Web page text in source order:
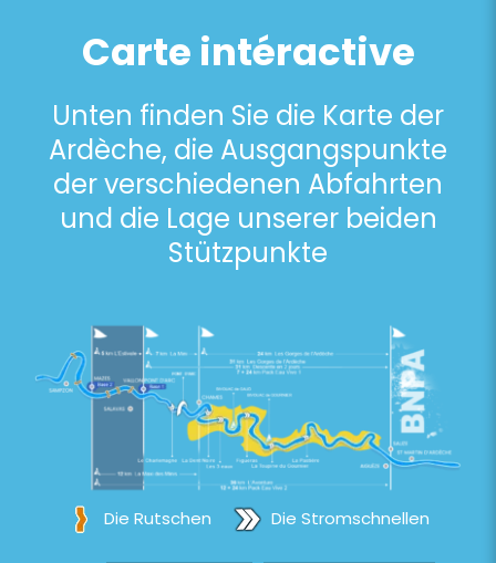
Carte intéractive
Unten finden Sie die Karte der
Ardèche, die Ausgangspunkte
der verschiedenen Abfahrten
und die Lage unserer beiden
Stützpunkte
Die Rutschen Die Stromschnellen